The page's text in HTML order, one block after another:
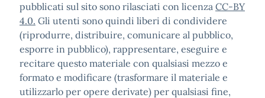
pubblicati sul sito sono rilasciati con licenza CC-BY
4.0. Gli utenti sono quindi liberi di condividere
(riprodurre, distribuire, comunicare al pubblico,
esporre in pubblico), rappresentare, eseguire e
recitare questo materiale con qualsiasi mezzo e
formato e modificare (trasformare il materiale e
utilizzarlo per opere derivate) per qualsiasi fine,